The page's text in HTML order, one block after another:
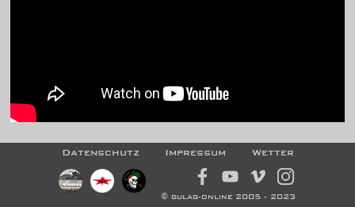
Datenschutz Impressum Wetter
© gulag-online 2005 - 2023